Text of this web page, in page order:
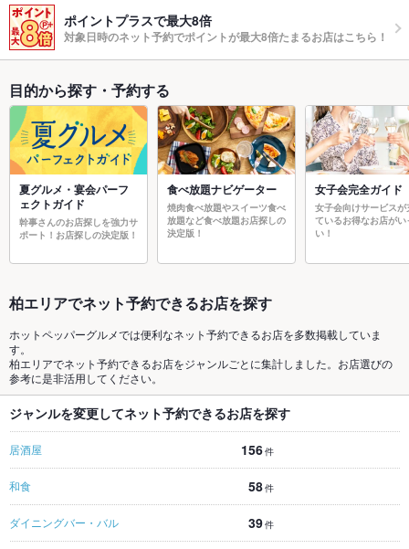
ポイントプラスで最大8倍
対象日時のネット予約でポイントが最大8倍たまるお店はこちら！
目的から探す・予約する
夏グルメ・宴会パーフ
ェクトガイド
幹事さんのお店探しを強力サ
ポート！お店探しの決定版！
食べ放題ナビゲーター
焼肉食べ放題やスイーツ食べ
放題など食べ放題お店探しの
決定版！
女子会完全ガイド
女子会向けサービスが
ているお得なお店がい
い！
柏エリアでネット予約できるお店を探す
ホットペッパーグルメでは便利なネット予約できるお店を多数掲載していま
す。
柏エリアでネット予約できるお店をジャンルごとに集計しました。お店選びの
参考に是非活用してください。
ジャンルを変更してネット予約できるお店を探す
居酒屋 156件
和食 58件
ダイニングバー・バル 39件